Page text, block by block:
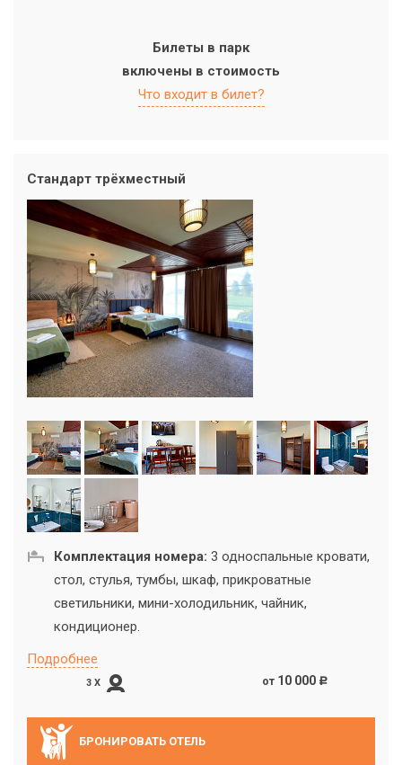
Билеты в парк
включены в стоимость
Что входит в билет?
Стандарт трёхместный
Комплектация номера: 3 односпальные кровати,
стол, стулья, тумбы, шкаф, прикроватные
светильники, мини-холодильник, чайник,
кондиционер.
Подробнее
3 X от10 000 c
БРОНИРОВАТЬ ОТЕЛЬ